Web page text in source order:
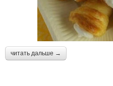
читать дальше →